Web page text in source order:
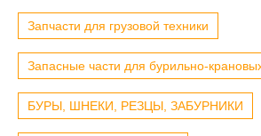
Запчасти для грузовой техники
Запасные части для бурильно-
БУРЫ, ШНЕКИ, РЕЗЦЫ, ЗАБУРНИКИ